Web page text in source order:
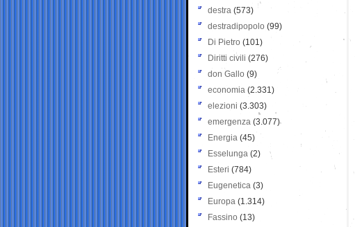
destra (573)
destradipopolo (99)
Di Pietro (101)
Diritti civili (276)
don Gallo (9)
economia (2.331)
elezioni (3.303)
emergenza (3.077)
Energia (45)
Esselunga (2)
Esteri (784)
Eugenetica (3)
Europa (1.314)
Fassino (13)